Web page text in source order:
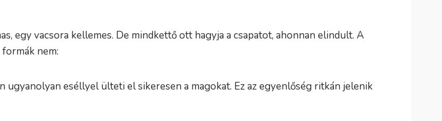
egy vacsora kellemes. De mindkettő ott hagyja a csapatot, ahonnan elindult. A
nem:
ugyanolyan eséllyel ülteti el sikeresen a magokat. Ez az egyenlőség ritkán jelenik